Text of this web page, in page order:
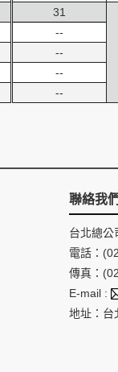
31
--
--
--
--
聯絡我們
台北總公
電話：
傳真：
E-mail :
地址：台